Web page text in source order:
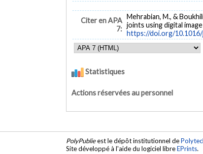
Citer en APA
7:
Mehrabian, M., &
joints using digital
https://doi.org/
Statistiques
Actions réservées au personnel
PolyPublieest le dépôt institutionnel de
Site développé à l'aide du logiciel libreEPrints.